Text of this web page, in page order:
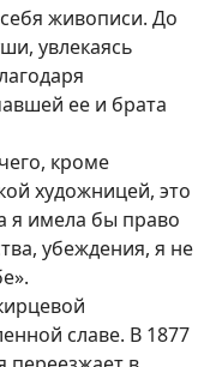
живописи. До
увлекаясь
ее и брата
кроме
художницей, это
я имела бы право
убеждения, я не
славе. В 1877